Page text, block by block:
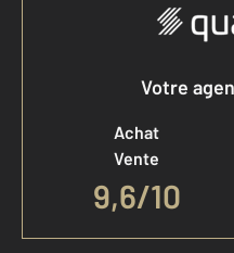
Votre
Achat
Vente
9,6/10